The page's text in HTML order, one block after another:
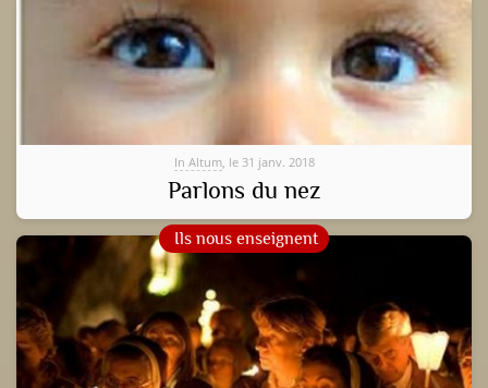
In Altum, le 31 janv. 2018
Parlons du nez
Ils nous enseignent